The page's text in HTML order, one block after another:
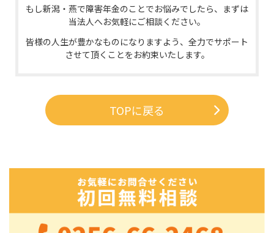
もし新潟・燕で障害年金のことでお悩みでしたら、まずは
当法人へお気軽にご相談ください。
皆様の人生が豊かなものになりますよう、全力でサポート
させて頂くことをお約束いたします。
TOPに戻る